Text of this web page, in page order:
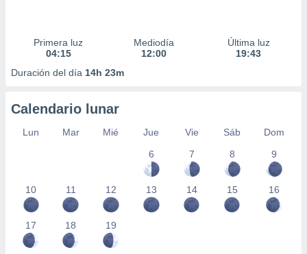
Primera luz
04:15
Mediodía
12:00
Última luz
19:43
Duración del día 14h 23m
Calendario lunar
Lun Mar Mié Jue Vie Sáb
Dom
6
7 8 9
10 11 12 13 14 15 16
17 18 19